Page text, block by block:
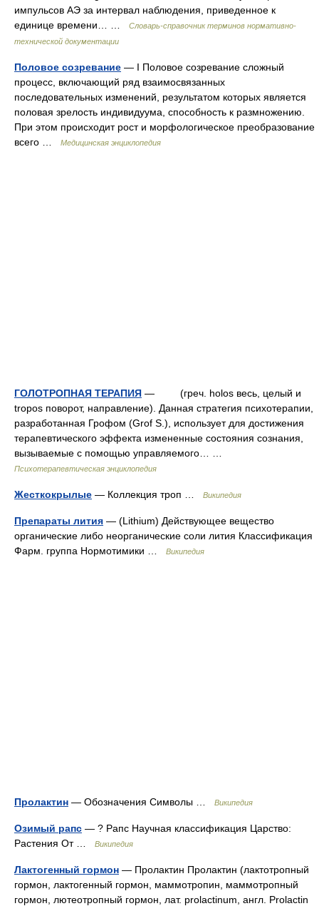
импульсов АЭ за интервал наблюдения, приведенное к
единице времени… …
Словарь-справочник терминов нормативно-
технической документации
Половое созревание — I Половое созревание сложный
процесс, включающий ряд взаимосвязанных
последовательных изменений, результатом которых является
половая зрелость индивидуума, способность к размножению.
При этом происходит рост и морфологическое преобразование
всего …
Медицинская энциклопедия
ГОЛОТРОПНАЯ ТЕРАПИЯ — (греч. holos весь, целый и
tropos поворот, направление). Данная стратегия психотерапии,
разработанная Грофом (Grof S.), использует для достижения
терапевтического эффекта измененные состояния сознания,
вызываемые с помощью управляемого… …
Психотерапевтическая энциклопедия
Жесткокрылые — Коллекция троп … Википедия
Препараты лития — (Lithium) Действующее вещество
органические либо неорганические соли лития Классификация
Фарм. группа Нормотимики …
Википедия
Пролактин — Обозначения Символы … Википедия
Озимый рапс — ? Рапс Научная классификация Царство:
Растения От …
Википедия
Лактогенный гормон — Пролактин Пролактин (лактотропный
гормон, лактогенный гормон, маммотропин, маммотропный
гормон, лютеотропный гормон, лат. prolactinum, англ. Prolactin